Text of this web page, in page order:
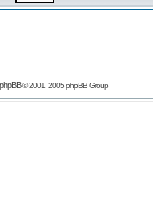
phpBB© 2001, 2005 phpBB Group